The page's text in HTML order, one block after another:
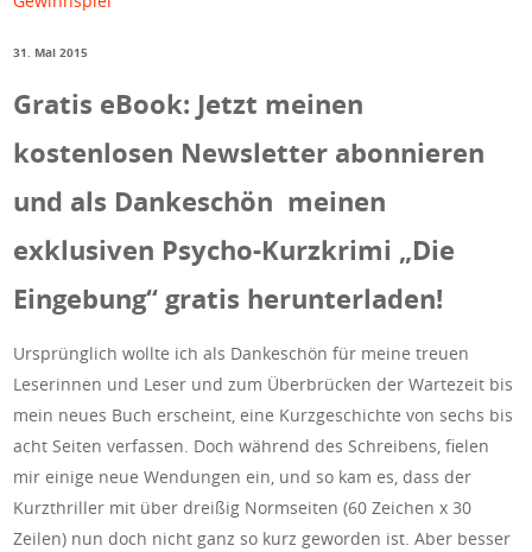
31. Mai 2015
Gratis eBook: Jetzt meinen
kostenlosen Newsletter abonnieren
und als Dankeschön meinen
exklusiven Psycho-Kurzkrimi „Die
Eingebung“ gratis herunterladen!
Ursprünglich wollte ich als Dankeschön für meine treuen
Leserinnen und Leser und zum Überbrücken der Wartezeit bis
mein neues Buch erscheint, eine Kurzgeschichte von sechs bis
acht Seiten verfassen. Doch während des Schreibens, fielen
mir einige neue Wendungen ein, und so kam es, dass der
Kurzthriller mit über dreißig Normseiten (60 Zeichen x 30
Zeilen) nun doch nicht ganz so kurz geworden ist. Aber besser